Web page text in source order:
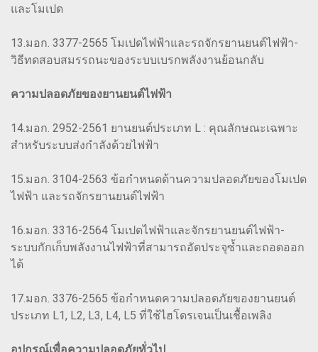
และโมเปด
13.มอก. 3377-2565 โมเปดไฟฟ้าและรถจักรยานยนต์ไฟฟ้า-
วิธีทดสอบสมรรถนะของระบบเบรกพลังงานย้อนกลับ
ความปลอดภัยของยานยนต์ไฟฟ้า
14.มอก. 2952-2561 ยานยนต์ประเภท L : คุณลักษณะเฉพาะ
สำหรับระบบส่งกำลังด้วยไฟฟ้า
15.มอก. 3104-2563 ข้อกำหนดด้านความปลอดภัยของโมเปด
ไฟฟ้า และรถจักรยานยนต์ไฟฟ้า
16.มอก. 3316-2564 โมเปดไฟฟ้าและจักรยานยนต์ไฟฟ้า-
ระบบกักเก็บพลังงานไฟฟ้าที่สามารถอัดประจุซ้ำและถอดออก
ได้
17.มอก. 3376-2565 ข้อกำหนดความปลอดภัยของยานยนต์
ประเภท L1, L2, L3, L4, L5 ที่ใช้ไฮโดรเจนเป็นเชื้อเพลิง